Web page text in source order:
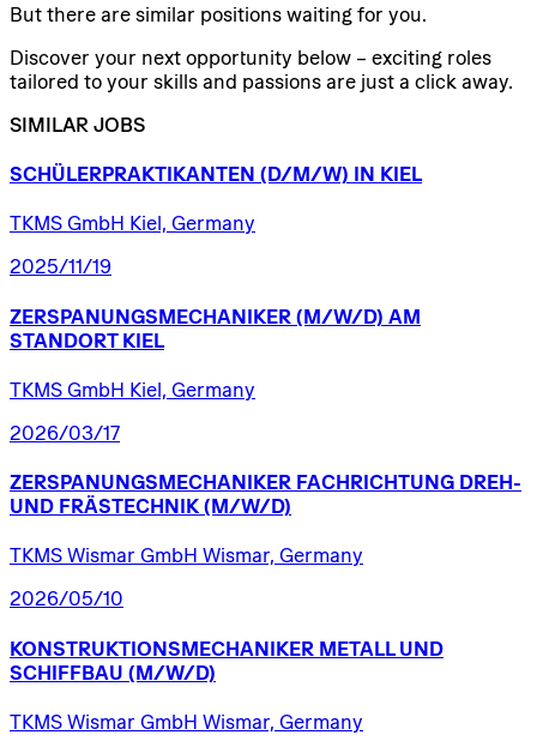
But there are similar positions waiting for you.
Discover your next opportunity below – exciting roles
tailored to your skills and passions are just a click away.
SIMILAR JOBS
SCHÜLERPRAKTIKANTEN (D/​M/​W) IN KIEL
TKMS GmbH Kiel, Germany
2025/11/19
ZERSPANUNGSMECHANIKER (M/W/D) AM
STANDORT KIEL
TKMS GmbH Kiel, Germany
2026/03/17
ZERSPANUNGSMECHANIKER FACHRICHTUNG DREH-
UND FRÄSTECHNIK (M/W/D)
TKMS Wismar GmbH Wismar, Germany
2026/05/10
KONSTRUKTIONSMECHANIKER METALL UND
SCHIFFBAU (M/W/D)
TKMS Wismar GmbH Wismar, Germany